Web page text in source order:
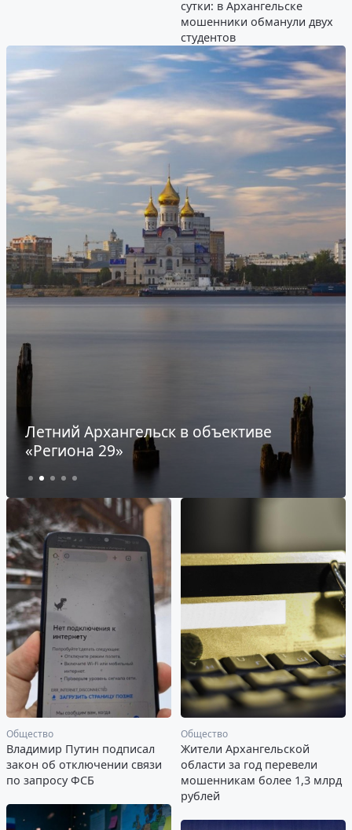
сутки: в Архангельске
мошенники обманули двух
студентов
Военные историки России прошли
практику на «Юрьевском рубеже» под
Архангельском
Общество
Владимир Путин подписал
закон об отключении связи
по запросу ФСБ
Общество
Жители Архангельской
области за год перевели
мошенникам более 1,3 млрд
рублей